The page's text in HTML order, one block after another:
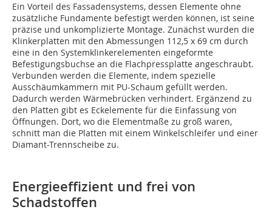
Ein Vorteil des Fassadensystems, dessen Elemente ohne
zusätzliche Fundamente befestigt werden können, ist seine
präzise und unkomplizierte Montage. Zunächst wurden die
Klinkerplatten mit den Abmessungen 112,5 x 69 cm durch
eine in den System­klinkerelementen eingeformte
Befestigungsbuchse an die Flachpressplatte angeschraubt.
Verbunden werden die Elemente, indem spezielle
Ausschäumkammern mit PU-Schaum gefüllt werden.
Dadurch werden Wärmebrücken verhindert. Ergänzend zu
den Platten gibt es Eckelemente für die Einfassung von
Öffnungen. Dort, wo die Element­maße zu groß waren,
schnitt man die Platten mit einem Winkelschleifer und einer
Diamant-Trennscheibe zu.
Energieeffizient und frei von
Schadstoffen